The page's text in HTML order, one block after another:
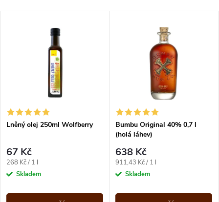
Lněný olej 250ml Wolfberry
67 Kč
Měrná
cena:
268 Kč / 1 l
Skladem
Bumbu Original 40% 0,7 l
(holá láhev)
638 Kč
Měrná
cena:
911,43 Kč / 1 l
Skladem